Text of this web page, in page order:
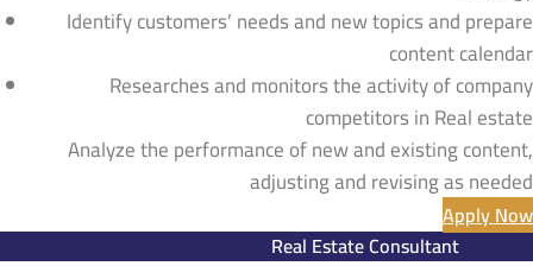
Identify customers’ needs and new topics and prepare
content calendar
Researches and monitors the activity of company
competitors in Real estate
Analyze the performance of new and existing content,
adjusting and revising as needed
Apply Now
Real Estate Consultant​